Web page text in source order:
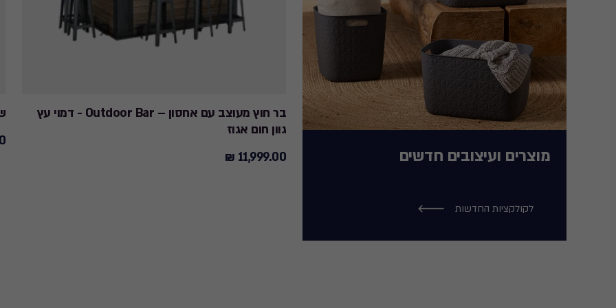
מוצרים ועיצובים חדשים
לקולקציות החדשות
בר חוץ מעוצב עם אחסון – Outdoor Bar - דמוי עץ
גוון חום אגוז
11,999.00
11,999.00 ₪